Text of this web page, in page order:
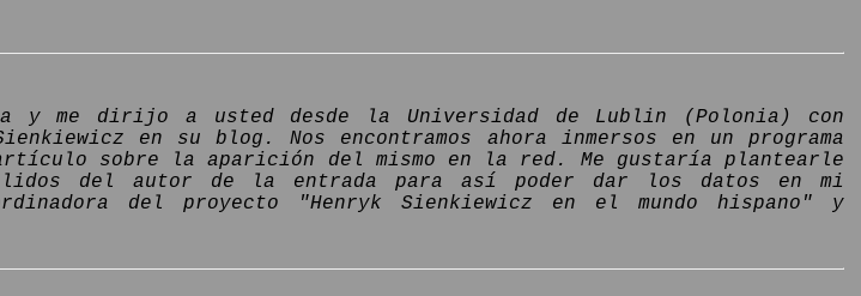
y me dirijo a usted desde la Universidad de Lublin (Polonia) con
en su blog. Nos encontramos ahora inmersos en un programa
sobre la aparición del mismo en la red. Me gustaría plantearle
del autor de la entrada para así poder dar los datos en mi
del proyecto "Henryk Sienkiewicz en el mundo hispano" y